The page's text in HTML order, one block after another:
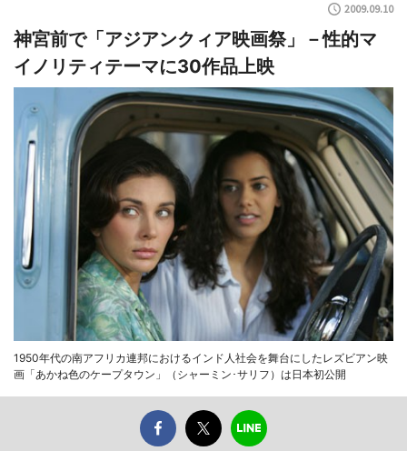
2009.09.10
神宮前で「アジアンクィア映画祭」－性的マ
イノリティテーマに30作品上映
1950年代の南アフリカ連邦におけるインド人社会を舞台にしたレズビアン映
画「あかね色のケープタウン」（シャーミン･サリフ）は日本初公開